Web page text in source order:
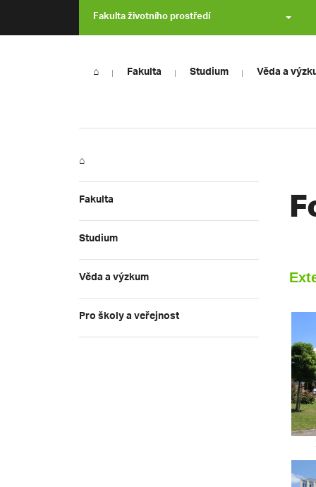
Fakulta životního prostředí
⌂ Fakulta Studium Věda a
⌂
Fakulta
Studium
Věda a výzkum
Pro školy a veřejnost